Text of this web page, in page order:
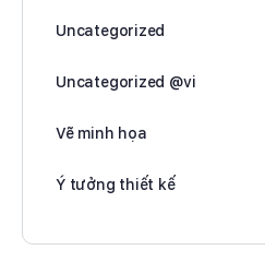
Uncategorized
Uncategorized @vi
Vẽ minh họa
Ý tưởng thiết kế